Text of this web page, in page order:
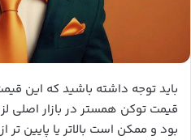
باید توجه داشته باشید که این
قیمت توکن همستر در بازار اصلی
بود و ممکن است بالاتر یا پایین تر